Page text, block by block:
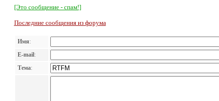
[Это сообщение - спам!]
Последние сообщения из форума
Имя:
E-mail:
Тема: